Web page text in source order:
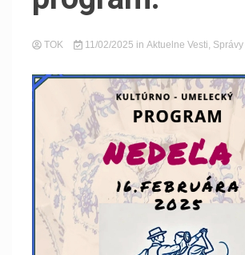
TOK 11/02/2025 in Aktuelne Vesti, Správy